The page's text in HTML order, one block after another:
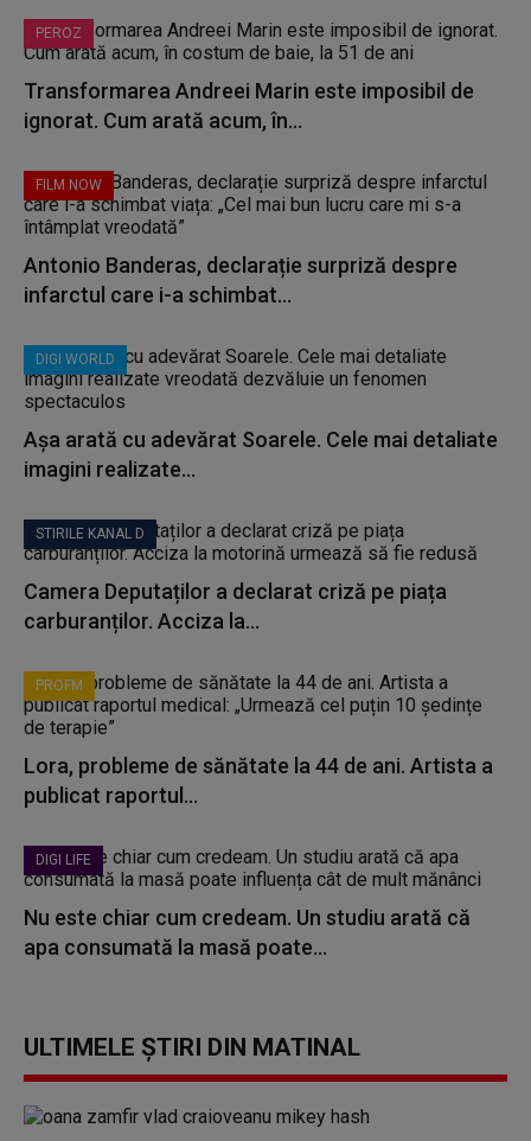
PEROZ
Transformarea Andreei Marin este imposibil de
ignorat. Cum arată acum, în...
FILM NOW
Antonio Banderas, declarație surpriză despre
infarctul care i-a schimbat...
DIGI WORLD
Așa arată cu adevărat Soarele. Cele mai detaliate
imagini realizate...
STIRILE KANAL D
Camera Deputaților a declarat criză pe piața
carburanților. Acciza la...
PROFM
Lora, probleme de sănătate la 44 de ani. Artista a
publicat raportul...
DIGI LIFE
Nu este chiar cum credeam. Un studiu arată că
apa consumată la masă poate...
ULTIMELE ȘTIRI DIN MATINAL